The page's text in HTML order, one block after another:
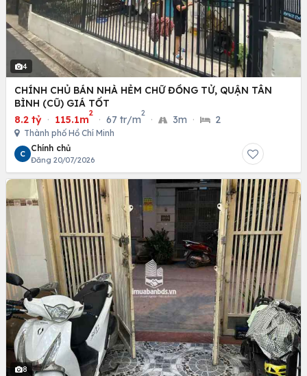
4
CHÍNH CHỦ BÁN NHÀ HẺM CHỮ ĐỒNG TỬ, QUẬN TÂN
BÌNH (CŨ) GIÁ TỐT
8.2 tỷ · 115.1m
2
· 67 tr/m
2
· 3m · 2
Thành phố Hồ Chí Minh
C
Chính chủ
Đăng 20/07/2026
8